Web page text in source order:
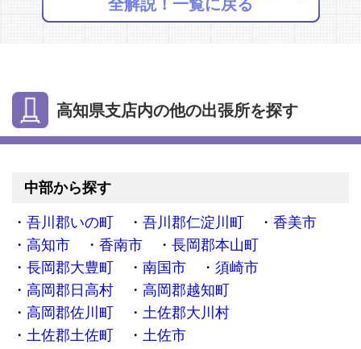
全解説！一覧に戻る
高知県支店内の他の出張所を探す
中部から探す
吾川郡いの町 吾川郡仁淀川町
香美市
高知市
香南市
長岡郡本山町
長岡郡大豊町
南国市
須崎市
高岡郡日高村
高岡郡越知町
高岡郡佐川町
土佐郡大川村
土佐郡土佐町
土佐市